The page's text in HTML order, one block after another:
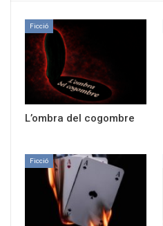
Ficció
L’ombra del cogombre
Ficció